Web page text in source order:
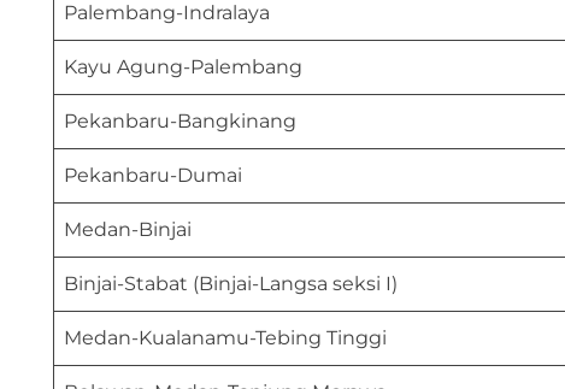
Palembang-Indralaya
Kayu Agung-Palembang
Pekanbaru-Bangkinang
Pekanbaru-Dumai
Medan-Binjai
Binjai-Stabat (Binjai-Langsa seksi I)
Medan-Kualanamu-Tebing Tinggi